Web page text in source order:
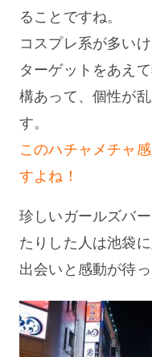
ることですね。
コスプレ系が多い
ターゲットをあえ
構あって、個性が
す。
このハチャメチャ
すよね！
珍しいガールズバ
たりした人は池袋
出会いと感動が待